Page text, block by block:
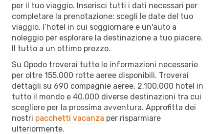
per il tuo viaggio. Inserisci tutti i dati necessari per
completare la prenotazione: scegli le date del tuo
viaggio, l’hotel in cui soggiornare e un'auto a
noleggio per esplorare la destinazione a tuo piacere.
Il tutto a un ottimo prezzo.
Su Opodo troverai tutte le informazioni necessarie
per oltre 155.000 rotte aeree disponibili. Troverai
dettagli su 690 compagnie aeree, 2.100.000 hotel in
tutto il mondo e 40.000 diverse destinazioni tra cui
scegliere per la prossima avventura. Approfitta dei
nostri pacchetti vacanza per risparmiare
ulteriormente.